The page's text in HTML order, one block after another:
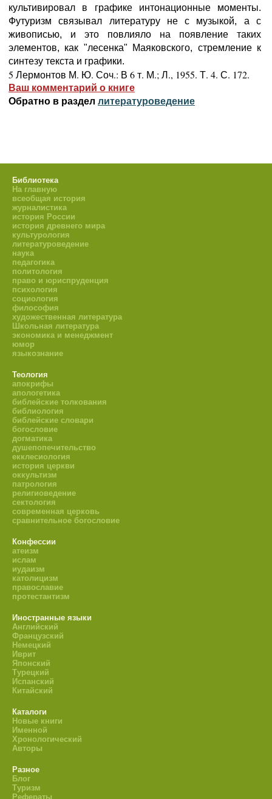
культивировал в графике интонационные моменты.
Футуризм связывал литературу не с музыкой, а с
живописью, и это повлияло на появление таких
элементов, как "лесенка" Маяковского, стремление к
синтезу текста и графики.
5 Лермонтов М. Ю. Соч.: В 6 т. М.; Л., 1955. Т. 4. С. 172.
Ваш комментарий о книге
Обратно в раздел литературоведение
Библиотека
На главную
всеобщая история
журналистика
история России
история древнего мира
культурология
литературоведение
наука
педагогика
политология
право и юриспруденция
психология
социология
философия
художественная литература
Школьная литература
экономика и менеджмент
юмор
языкознание
Теология
апокрифы
апологетика
библейские толкования
библиология
библейские словари
богословие
догматика
душепопечительство
екклесиология
история церкви
оккультизм
патрология
религиоведение
сектология
современная церковь
сравнительное богословие
Конфессии
атеизм
ислам
иудаизм
католицизм
православие
протестантизм
Иностранные языки
Английский
Французский
Немецкий
Иврит
Японский
Турецкий
Испанский
Китайский
Каталоги
Новые книги
Именной
Хронологический
Авторы
Разное
Блог
Туризм
Рефераты